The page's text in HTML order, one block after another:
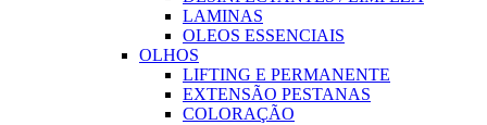
LAMINAS
OLEOS ESSENCIAIS
OLHOS
LIFTING E PERMANENTE
EXTENSÃO PESTANAS
COLORAÇÃO